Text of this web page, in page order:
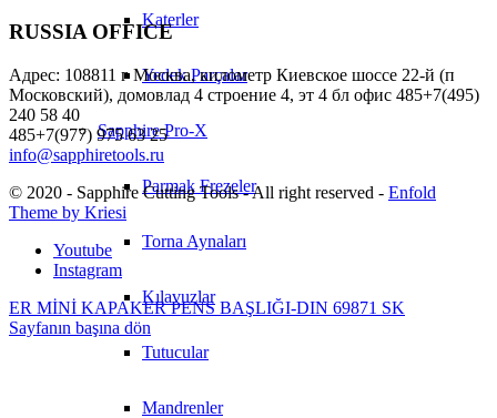
Katerler
Yedek Parçalar
Sapphire Pro-X
Parmak Frezeler
Torna Aynaları
Kılavuzlar
Tutucular
Mandrenler
RUSSIA OFFICE
Адрес: 108811 г Москва, километр Киевское шоссе 22-й (п
Московский), домовлад 4 строение 4, эт 4 бл офис 485+7(495)
240 58 40
485+7(977) 975 63 25
info@sapphiretools.ru
© 2020 - Sapphire Cutting Tools - All right reserved - Enfold
Theme by Kriesi
Youtube
Instagram
ER MİNİ KAPAKER PENS BAŞLIĞI-DIN 69871 SK
Sayfanın başına dön